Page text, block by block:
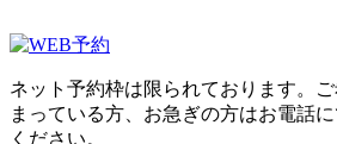
ネット予約枠は限られております。
まっている方、お急ぎの方はお電話
ください。